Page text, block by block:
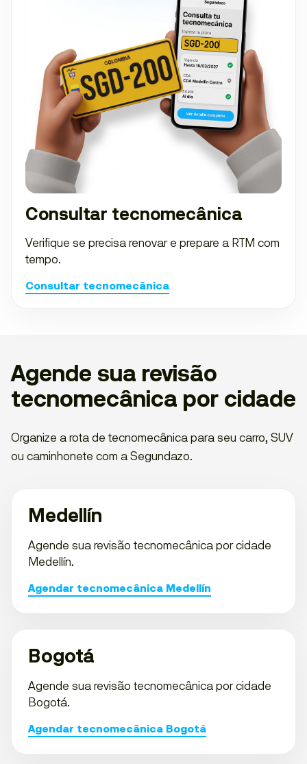
Consultar tecnomecânica
Verifique se precisa renovar e prepare a RTM com
tempo.
Consultar tecnomecânica
Agende sua revisão
tecnomecânica por cidade
Organize a rota de tecnomecânica para seu carro, SUV
ou caminhonete com a Segundazo.
Medellín
Agende sua revisão tecnomecânica por cidade
Medellín.
Agendar tecnomecânica Medellín
Bogotá
Agende sua revisão tecnomecânica por cidade
Bogotá.
Agendar tecnomecânica Bogotá